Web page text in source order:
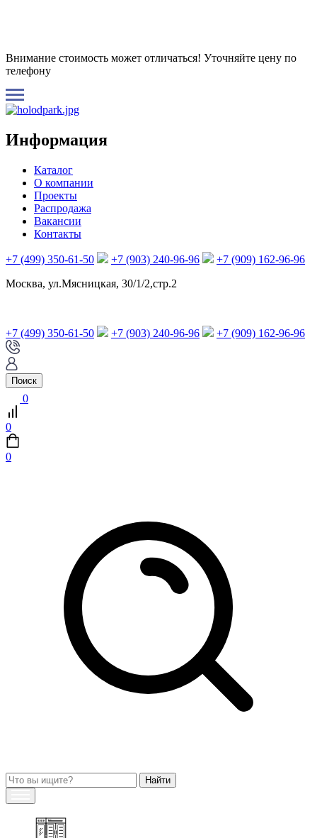
Внимание стоимость может отличаться! Уточняйте цену по
телефону
Информация
Каталог
О компании
Проекты
Распродажа
Вакансии
Контакты
+7 (499) 350-61-50 +7 (903) 240-96-96
+7 (909) 162-96-96
Москва, ул.Мясницкая, 30/1/2,стр.2
+7 (499) 350-61-50 +7 (903) 240-96-96 +7 (909) 162-96-96
Поиск
0
0
0